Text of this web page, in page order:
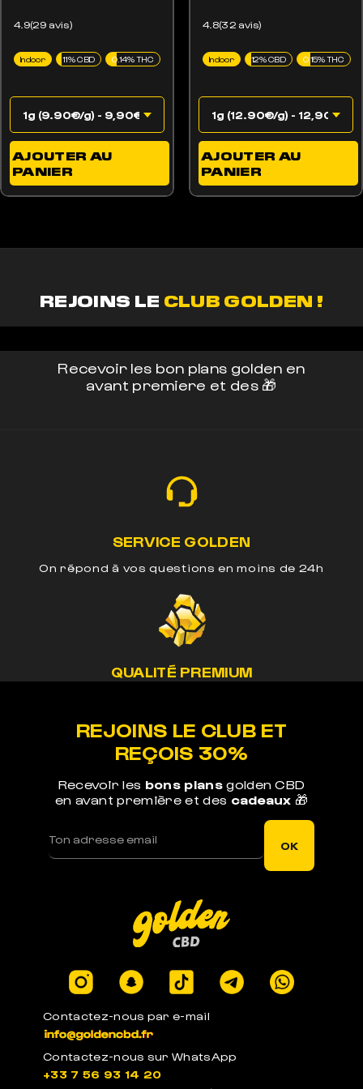
AJOUTER AU
PANIER
Indoor 11% CBD 0.14% THC
4.9(29 avis)
AJOUTER AU
PANIER
Indoor 12% CBD 0.15% THC
4.8(32 avis)
REJOINS LE CLUB GOLDEN !
Recevoir les bon plans golden en
avant premiere et des 🎁
SERVICE GOLDEN
On répond à vos questions en moins de 24h
QUALITÉ PREMIUM
Votre commande est expédiée sous 1j ouvré
LEGAL EN EUROPE
Produits certifiés en laboratoires à -0.3% de
THC
Contactez-nous par e-mail
Contactez-nous sur WhatsApp
+33 7 56 93 14 20
REJOINS LE CLUB ET
REÇOIS 30%
Recevoir les bons plansgolden CBD
en avant première et des cadeaux 🎁
OK